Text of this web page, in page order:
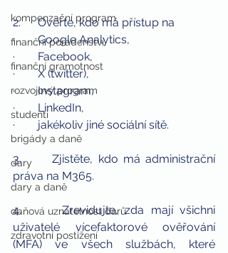
kompenzační program
finanční poradenství
finanční gramotnost
rozvojový program
studenti
brigády a daně
dary
dary a daně
daňová uznatelnost darů
zdravotní postižení
2.      Ověřte, kdo má přístup na
·        Google Analytics,
·        Facebook,
·        X (twitter),
·        Instagram,
·        LinkedIn,
·        jakékoliv jiné sociální sítě.
3.      Zjistěte, kdo má administrační
práva na M365.
4.      Zrevidujte, zda mají všichni
uživatelé vícefaktorové ověřování
(MFA) ve všech službách, které